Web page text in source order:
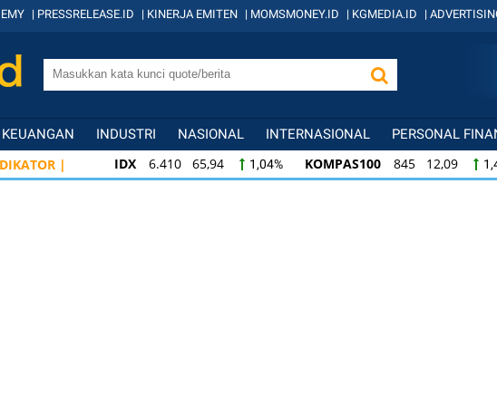
| PRESSRELEASE.ID | KINERJA EMITEN | MOMSMONEY.ID | KGMEDIA.ID |
KEUANGAN INDUSTRI NASIONAL INTERNASIONAL PERSONAL
| IDX 6.410 65,94 1,04% KOMPAS100 845 12,09
KOMPAS100
845 12,09 1,45% LQ45 640 9,44